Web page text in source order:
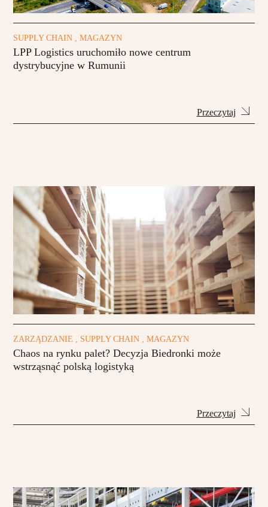
SUPPLY CHAIN , MAGAZYN
LPP Logistics uruchomiło nowe centrum
dystrybucyjne w Rumunii
Przeczytaj
ZARZĄDZANIE , SUPPLY CHAIN , MAGAZYN
Chaos na rynku palet? Decyzja Biedronki może
wstrząsnąć polską logistyką
Przeczytaj